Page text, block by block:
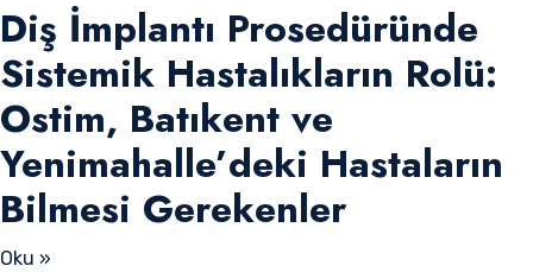
Diş İmplantı Prosedüründe
Sistemik Hastalıkların Rolü:
Ostim, Batıkent ve
Yenimahalle’deki Hastaların
Bilmesi Gerekenler
Oku »